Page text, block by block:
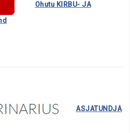
Ohutu KIRBU- JA
ASJATUNDJA